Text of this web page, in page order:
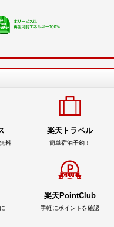
料
楽天トラベル
簡単宿泊予約！
楽天PointClub
手軽にポイントを確認